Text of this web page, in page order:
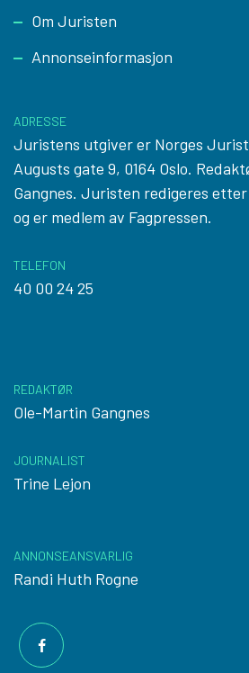
Footer
Om Juristen
Annonseinformasjon
ADRESSE
Juristens utgiver er Norges
Augusts gate 9, 0164 Oslo.
Gangnes. Juristen redigeres etter
og er medlem av Fagpressen.
TELEFON
40 00 24 25
REDAKTØR
Ole-Martin Gangnes
JOURNALIST
Trine Lejon
ANNONSEANSVARLIG
Randi Huth Rogne